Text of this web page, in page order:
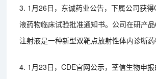
3. 1月26日，东诚药业公告，下属公司获
液药物临床试验批准通知书。公司在研产
注射液是一种新型双靶点放射性体内诊断药
4. 1月23日，CDE官网公示，荃信生物申